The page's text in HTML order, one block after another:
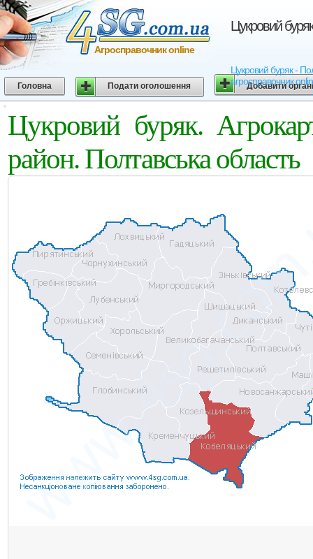
Цукровий
Цукровий буряк -
агросправочник
Агросправочник online
Головна Подати оголошення Добавити
Цукровий буряк.
район. Полтавська область